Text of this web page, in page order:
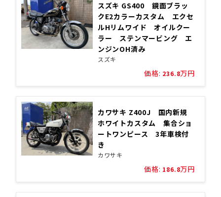
スズキ GS400 鏡面ブラッ
クE2カラーカスタム エクセ
ルHリムワイド オイルクー
ラー ステンマービング エ
ンジンOH済み
スズキ
価格: 236.8万円
カワサキ Z400J 国内新規
ホワイトカスタム 集合ショ
ートワンピース 3年車検付
き
カワサキ
価格: 186.8万円